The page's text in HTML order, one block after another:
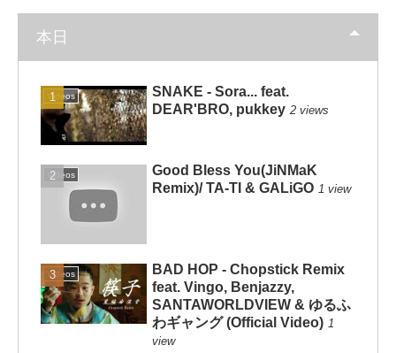
本日
Videos
SNAKE - Sora... feat.
DEAR'BRO, pukkey 2 views
Videos
Good Bless You(JiNMaK
Remix)/ TA-TI & GALiGO 1 view
Videos
BAD HOP - Chopstick Remix
feat. Vingo, Benjazzy,
SANTAWORLDVIEW & ゆるふ
わギャング (Official Video) 1
view